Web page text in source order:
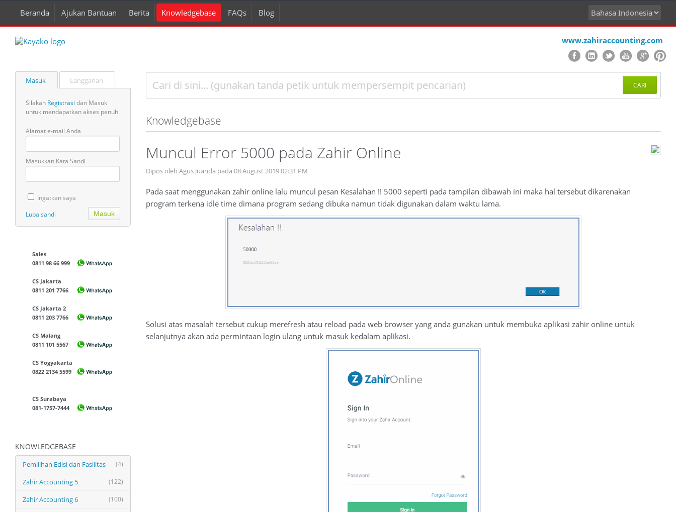
Beranda Ajukan Bantuan Berita Knowledgebase FAQs Blog
www.zahiraccounting.com
Masuk Langganan
Silakan Registrasi dan Masuk
untuk mendapatkan akses penuh
Alamat e-mail Anda
Masukkan Kata Sandi
Ingatkan saya
Lupa sandi
Sales
0811 98 66 999
CS Jakarta
0811 201 7766
CS Jakarta 2
0811 203 7766
CS Malang
0811 101 5567
CS Yogyakarta
0822 2134 5599
CS Surabaya
081-1757-7444
KNOWLEDGEBASE
(4)
Pemilihan Edisi dan Fasilitas
(122)
Zahir Accounting 5
(100)
Zahir Accounting 6
CARI
Knowledgebase
Muncul Error 5000 pada Zahir Online
Dipos oleh Agus Juanda pada 08 August 2019 02:31 PM
Pada saat menggunakan zahir online lalu muncul pesan Kesalahan !! 5000 seperti pada tampilan dibawah ini maka hal tersebut dikarenakan
program terkena idle time dimana program sedang dibuka namun tidak digunakan dalam waktu lama.
Solusi atas masalah tersebut cukup merefresh atau reload pada web browser yang anda gunakan untuk membuka aplikasi zahir online untuk
selanjutnya akan ada permintaan login ulang untuk masuk kedalam aplikasi.